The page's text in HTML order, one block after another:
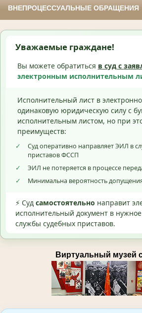
ВНЕПРОЦЕССУАЛЬНЫЕ ОБРАЩЕНИЯ
Уважаемые граждане!
Вы можете обратиться в суд с
электронным исполнительным
Исполнительный лист в
одинаковую юридическую силу с
исполнительным листом, но при
преимуществ:
✓
Суд оперативно направляет ЭИЛ в
приставов ФССП
✓
ЭИЛ не потеряется в процессе
✓
Минимальна вероятность
⚡ Суд самостоятельно направит
исполнительный документ в
службы судебных приставов.
Виртуальный музей